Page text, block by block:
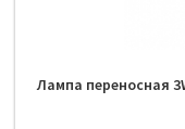
Лампа переносная